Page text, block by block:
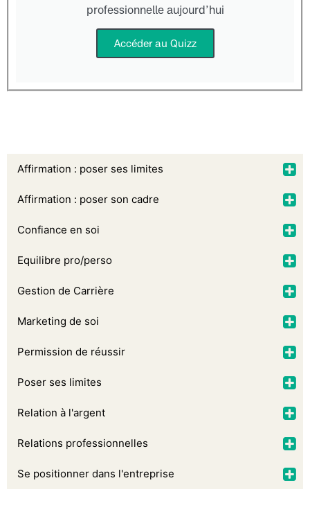
professionnelle aujourd’hui
Accéder au Quizz
Affirmation : poser ses limites
Affirmation : poser son cadre
Confiance en soi
Equilibre pro/perso
Gestion de Carrière
Marketing de soi
Permission de réussir
Poser ses limites
Relation à l'argent
Relations professionnelles
Se positionner dans l'entreprise